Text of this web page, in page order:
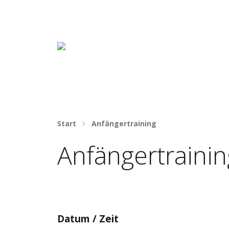
Häng nicht rum. Mach was draus!
Start Anfängertraining
Datum / Zeit